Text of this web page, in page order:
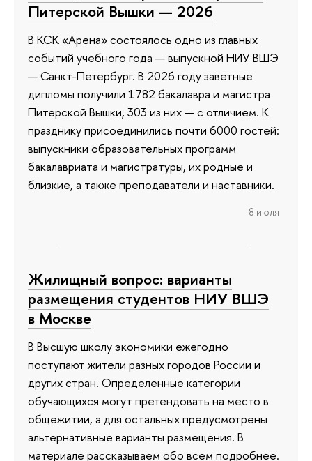
Питерской Вышки — 2026
В КСК «Арена» состоялось одно из главных
событий учебного года — выпускной НИУ ВШЭ
— Санкт-Петербург. В 2026 году заветные
дипломы получили 1782 бакалавра и магистра
Питерской Вышки, 303 из них — с отличием. К
празднику присоединились почти 6000 гостей:
выпускники образовательных программ
бакалавриата и магистратуры, их родные и
близкие, а также преподаватели и наставники.
8 июля
Жилищный вопрос: варианты
размещения студентов НИУ ВШЭ
в Москве
В Высшую школу экономики ежегодно
поступают жители разных городов России и
других стран. Определенные категории
обучающихся могут претендовать на место в
общежитии, а для остальных предусмотрены
альтернативные варианты размещения. В
материале рассказываем обо всем подробнее.